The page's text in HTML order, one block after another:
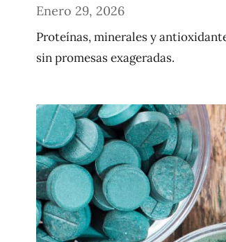
Enero 29, 2026
Proteínas, minerales y
sin promesas exageradas.